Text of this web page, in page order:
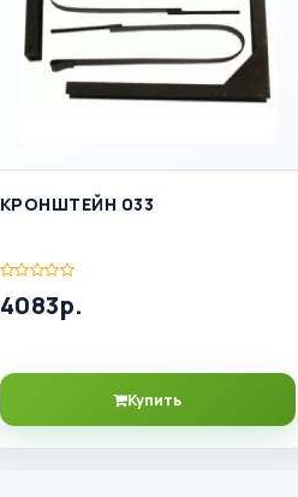
КРОНШТЕЙН 033
4083р.
Купить